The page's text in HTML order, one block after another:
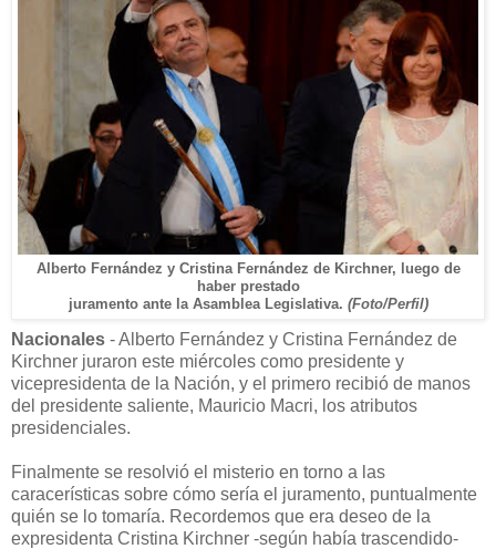
Alberto Fernández y Cristina Fernández de Kirchner, luego de
haber prestado
juramento ante la Asamblea Legislativa. (Foto/Perfil)
Nacionales - Alberto Fernández y Cristina Fernández de
Kirchner juraron este miércoles como presidente y
vicepresidenta de la Nación, y el primero recibió de manos
del presidente saliente, Mauricio Macri, los atributos
presidenciales.
Finalmente se resolvió el misterio en torno a las
caracerísticas sobre cómo sería el juramento, puntualmente
quién se lo tomaría. Recordemos que era deseo de la
expresidenta Cristina Kirchner -según había trascendido-